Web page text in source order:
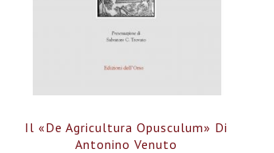
Il «De Agricultura Opusculum» Di
Antonino Venuto